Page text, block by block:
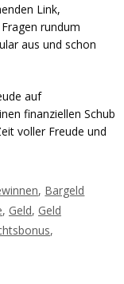
Link,
rundum
aus und schon
auf
finanziellen Schub
voller Freude und
, Bargeld
, Geld, Geld
,